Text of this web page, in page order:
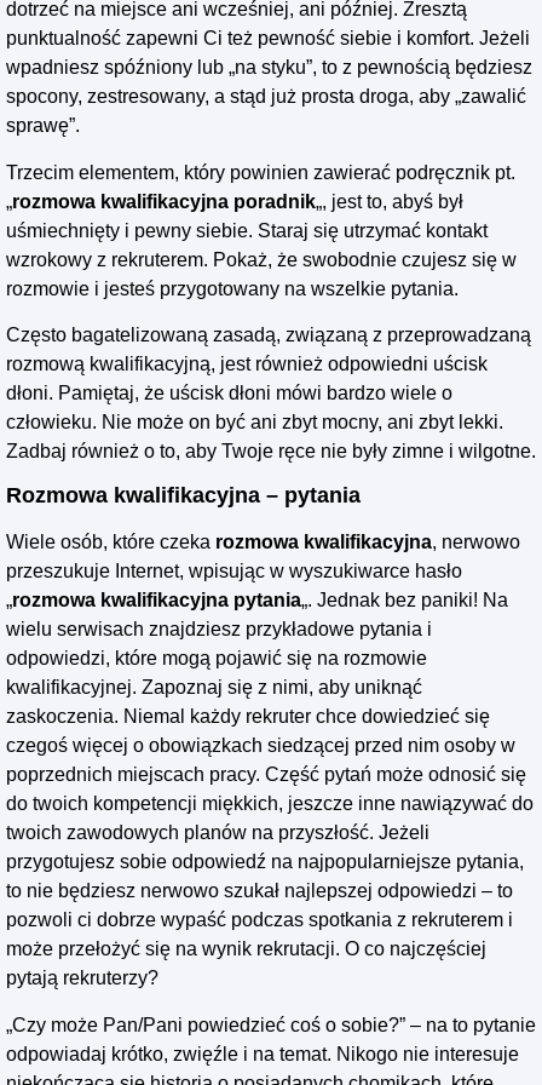
dotrzeć na miejsce ani wcześniej, ani później. Zresztą
punktualność zapewni Ci też pewność siebie i komfort. Jeżeli
wpadniesz spóźniony lub „na styku”, to z pewnością będziesz
spocony, zestresowany, a stąd już prosta droga, aby „zawalić
sprawę”.
Trzecim elementem, który powinien zawierać podręcznik pt.
„rozmowa kwalifikacyjna poradnik„, jest to, abyś był
uśmiechnięty i pewny siebie. Staraj się utrzymać kontakt
wzrokowy z rekruterem. Pokaż, że swobodnie czujesz się w
rozmowie i jesteś przygotowany na wszelkie pytania.
Często bagatelizowaną zasadą, związaną z przeprowadzaną
rozmową kwalifikacyjną, jest również odpowiedni uścisk
dłoni. Pamiętaj, że uścisk dłoni mówi bardzo wiele o
człowieku. Nie może on być ani zbyt mocny, ani zbyt lekki.
Zadbaj również o to, aby Twoje ręce nie były zimne i wilgotne.
Rozmowa kwalifikacyjna – pytania
Wiele osób, które czeka rozmowa kwalifikacyjna, nerwowo
przeszukuje Internet, wpisując w wyszukiwarce hasło
„rozmowa kwalifikacyjna pytania„. Jednak bez paniki! Na
wielu serwisach znajdziesz przykładowe pytania i
odpowiedzi, które mogą pojawić się na rozmowie
kwalifikacyjnej. Zapoznaj się z nimi, aby uniknąć
zaskoczenia. Niemal każdy rekruter chce dowiedzieć się
czegoś więcej o obowiązkach siedzącej przed nim osoby w
poprzednich miejscach pracy. Część pytań może odnosić się
do twoich kompetencji miękkich, jeszcze inne nawiązywać do
twoich zawodowych planów na przyszłość. Jeżeli
przygotujesz sobie odpowiedź na najpopularniejsze pytania,
to nie będziesz nerwowo szukał najlepszej odpowiedzi – to
pozwoli ci dobrze wypaść podczas spotkania z rekruterem i
może przełożyć się na wynik rekrutacji. O co najczęściej
pytają rekruterzy?
„Czy może Pan/Pani powiedzieć coś o sobie?” – na to pytanie
odpowiadaj krótko, zwięźle i na temat. Nikogo nie interesuje